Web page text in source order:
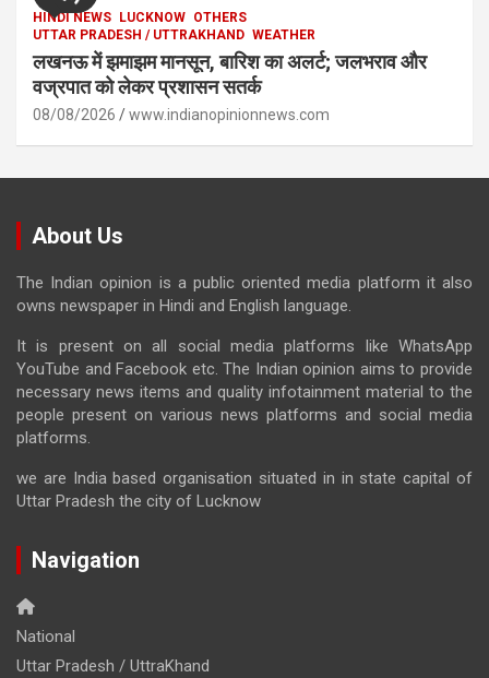
HINDI NEWS LUCKNOW OTHERS
UTTAR PRADESH / UTTRAKHAND WEATHER
लखनऊ में झमाझम मानसून, बारिश का अलर्ट; जलभराव और
वज्रपात को लेकर प्रशासन सतर्क
08/08/2026 www.indianopinionnews.com
About Us
The Indian opinion is a public oriented media platform it also
owns newspaper in Hindi and English language.
It is present on all social media platforms like WhatsApp
YouTube and Facebook etc. The Indian opinion aims to provide
necessary news items and quality infotainment material to the
people present on various news platforms and social media
platforms.
we are India based organisation situated in in state capital of
Uttar Pradesh the city of Lucknow
Navigation
National
Uttar Pradesh / UttraKhand